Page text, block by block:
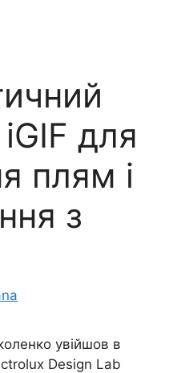
для
плям і
з
увійшов в
Design Lab